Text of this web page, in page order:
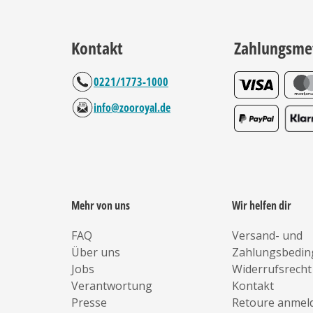
Kontakt
0221/1773-1000
info@zooroyal.de
Mehr von uns
FAQ
Über uns
Jobs
Verantwortung
Presse
Wir helfen dir
Versand- und
Widerrufsrecht
Kontakt
Retoure